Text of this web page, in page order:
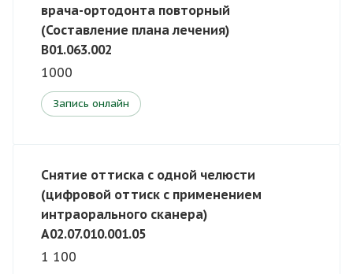
врача-ортодонта повторный
(Составление плана лечения)
B01.063.002
1000
Запись онлайн
Снятие оттиска с одной челюсти
(цифровой оттиск с применением
интраорального сканера)
A02.07.010.001.05
1 100